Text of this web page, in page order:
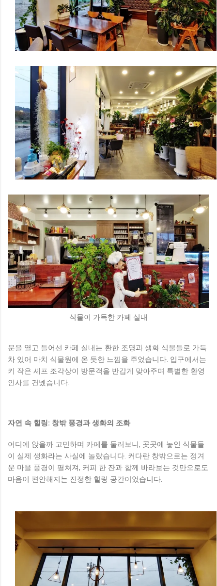
식물이 가득한 카페 실내
문을 열고 들어선 카페 실내는 환한 조명과 생화 식물들로 가득
차 있어 마치 식물원에 온 듯한 느낌을 주었습니다. 입구에서는
키 작은 셰프 조각상이 방문객을 반갑게 맞아주며 특별한 환영
인사를 건넸습니다.
자연 속 힐링: 창밖 풍경과 생화의 조화
어디에 앉을까 고민하며 카페를 둘러보니, 곳곳에 놓인 식물들
이 실제 생화라는 사실에 놀랐습니다. 커다란 창밖으로는 정겨
운 마을 풍경이 펼쳐져, 커피 한 잔과 함께 바라보는 것만으로도
마음이 편안해지는 진정한 힐링 공간이었습니다.